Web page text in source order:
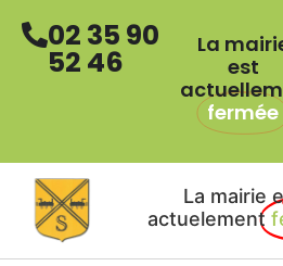
02 35 90
52 46
La
est
fermée
La mairie
actuelement